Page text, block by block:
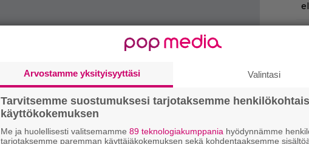
Arvostamme yksityisyyttäsi Valintasi
Tarvitsemme suostumuksesi tarjotaksemme
käyttökokemuksen
Me ja huolellisesti valitsemamme 89 teknologiakumppania hyödynnämme
tarjotaksemme paremman käyttäjäkokemuksen sekä kohdentaaksemme